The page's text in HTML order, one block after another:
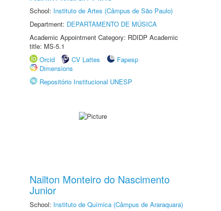
School: Instituto de Artes (Câmpus de São Paulo)
Department: DEPARTAMENTO DE MÚSICA
Academic Appointment Category: RDIDP Academic
title: MS-5.1
Orcid
CV Lattes
Fapesp
Dimensions
Repositório Institucional UNESP
Nailton Monteiro do Nascimento
Junior
School: Instituto de Química (Câmpus de Araraquara)